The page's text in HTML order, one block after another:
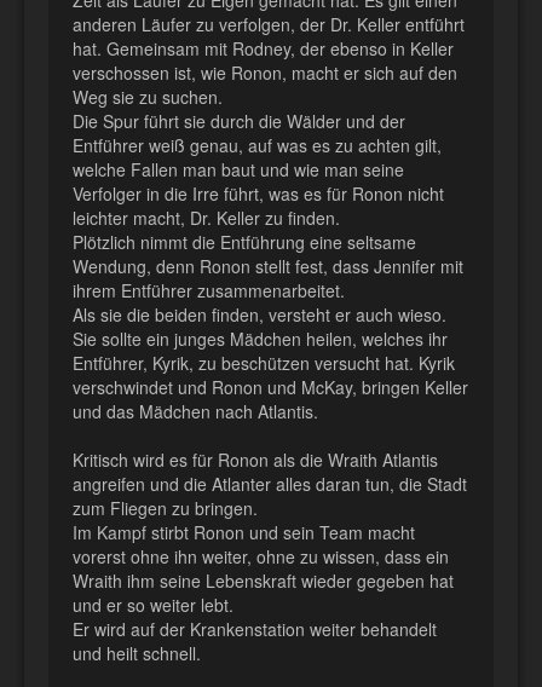
anderen Läufer zu verfolgen, der Dr. Keller entführt
hat. Gemeinsam mit Rodney, der ebenso in Keller
verschossen ist, wie Ronon, macht er sich auf den
Weg sie zu suchen.
Die Spur führt sie durch die Wälder und der
Entführer weiß genau, auf was es zu achten gilt,
welche Fallen man baut und wie man seine
Verfolger in die Irre führt, was es für Ronon nicht
leichter macht, Dr. Keller zu finden.
Plötzlich nimmt die Entführung eine seltsame
Wendung, denn Ronon stellt fest, dass Jennifer mit
ihrem Entführer zusammenarbeitet.
Als sie die beiden finden, versteht er auch wieso.
Sie sollte ein junges Mädchen heilen, welches ihr
Entführer, Kyrik, zu beschützen versucht hat. Kyrik
verschwindet und Ronon und McKay, bringen Keller
und das Mädchen nach Atlantis.
Kritisch wird es für Ronon als die Wraith Atlantis
angreifen und die Atlanter alles daran tun, die Stadt
zum Fliegen zu bringen.
Im Kampf stirbt Ronon und sein Team macht
vorerst ohne ihn weiter, ohne zu wissen, dass ein
Wraith ihm seine Lebenskraft wieder gegeben hat
und er so weiter lebt.
Er wird auf der Krankenstation weiter behandelt
und heilt schnell.